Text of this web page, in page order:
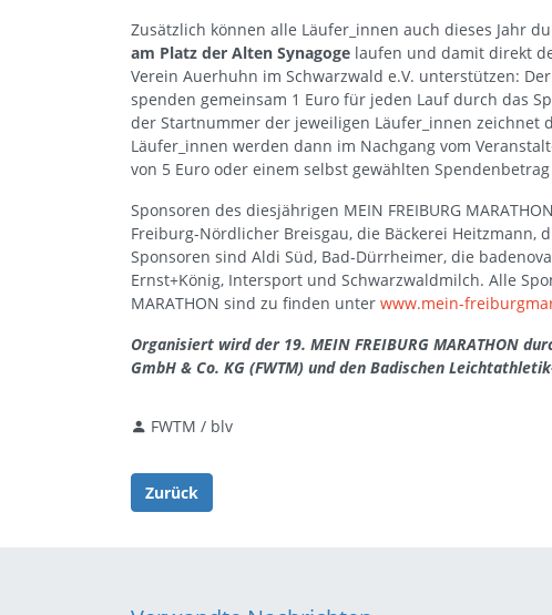
Zusätzlich können alle Läufer_innen auch dieses Jahr
am Platz der Alten Synagoge laufen und damit direkt
Verein Auerhuhn im Schwarzwald e.V. unterstützen:
spenden gemeinsam 1 Euro für jeden Lauf durch das
der Startnummer der jeweiligen Läufer_innen zeichnet
Läufer_innen werden dann im Nachgang vom
von 5 Euro oder einem selbst gewählten
Sponsoren des diesjährigen MEIN FREIBURG
Freiburg-Nördlicher Breisgau, die Bäckerei Heitzmann,
Sponsoren sind Aldi Süd, Bad-Dürrheimer, die badenova
Ernst+König, Intersport und Schwarzwaldmilch. Alle
MARATHON sind zu finden unter www.mein-
Organisiert wird der 19. MEIN FREIBURG MARATHON
GmbH & Co. KG (FWTM) und den Badischen
FWTM / blv
Zurück